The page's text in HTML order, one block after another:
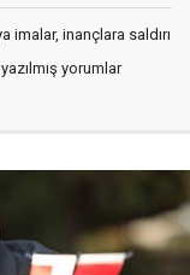
imalar, inançlara saldırı
yorumlar